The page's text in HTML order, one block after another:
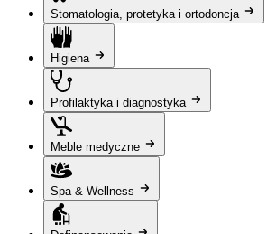
Stomatologia, protetyka i ortodoncja
Higiena
Profilaktyka i diagnostyka
Meble medyczne
Spa & Wellness